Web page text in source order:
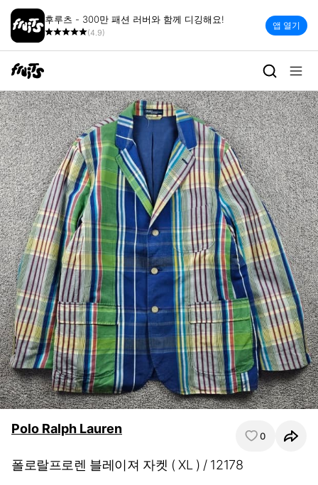
후루츠 - 300만 패션 러버와 함께 디깅해요!
(4.9)
앱 열기
Polo Ralph Lauren 0
폴로랄프로렌 블레이져 자켓 ( XL ) / 12178